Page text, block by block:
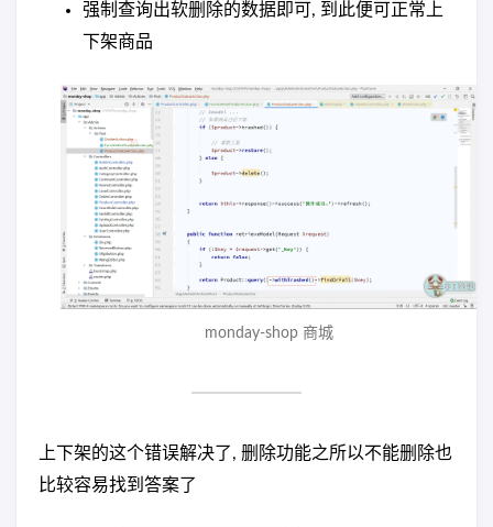
强制查询出软删除的数据即可, 到此便可正常上
下架商品
monday-shop 商城
上下架的这个错误解决了, 删除功能之所以不能删除也
比较容易找到答案了